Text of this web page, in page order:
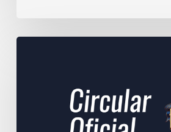
Circular